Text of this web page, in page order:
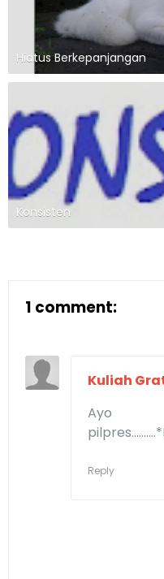
Hiatus Berkepanjangan
Konsisten
1 comment:
Kuliah
Ayo
Reply